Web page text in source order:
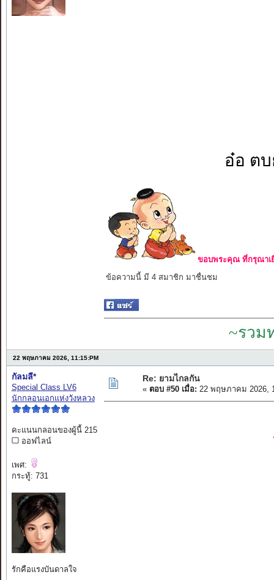
อ๋อ ตบ
ขอบพระคุณ ที่กรุณาเ
ข้อความนี้ มี 4 สมาชิก มาชื่นชม
~รวม
22 พฤษภาคม 2026, 11:15:PM
กัลมลี*
Special Class LV6
นักกลอนเอกแห่งวังหลวง
คะแนนกลอนของผู้นี้ 215
ออฟไลน์
เพศ:
กระทู้: 731
รักคือแรงบันดาลใจ
Re: ยามไกลกัน
« ตอบ #50 เมื่อ: 22 พฤษภาคม 2026,